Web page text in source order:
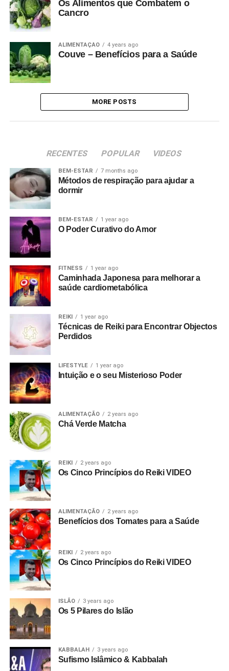
Os Alimentos que Combatem o
Cancro
ALIMENTAÇÃO 4 years ago
Couve – Benefícios para a Saúde
MORE POSTS
RECENTES POPULAR VIDEOS
BEM-ESTAR 7 months ago
Métodos de respiração para ajudar a
dormir
BEM-ESTAR 1 year ago
O Poder Curativo do Amor
FITNESS 1 year ago
Caminhada Japonesa para melhorar a
saúde cardiometabólica
REIKI 1 year ago
Técnicas de Reiki para Encontrar Objectos
Perdidos
LIFESTYLE 1 year ago
Intuição e o seu Misterioso Poder
ALIMENTAÇÃO 2 years ago
Chá Verde Matcha
REIKI 2 years ago
Os Cinco Princípios do Reiki VIDEO
ALIMENTAÇÃO 2 years ago
Benefícios dos Tomates para a Saúde
REIKI 2 years ago
Os Cinco Princípios do Reiki VIDEO
ISLÃO 3 years ago
Os 5 Pilares do Islão
KABBALAH 3 years ago
Sufismo Islâmico & Kabbalah